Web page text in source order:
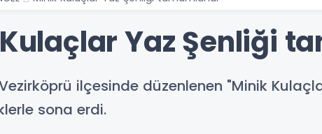
Yaz Şenliği
ilçesinde düzenlenen "Minik
sona erdi.